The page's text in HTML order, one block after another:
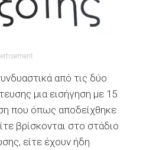
από τις δύο
μια εισήγηση με 15
που όπως αποδείχθηκε
βρίσκονται στο στάδιο
είτε έχουν ήδη